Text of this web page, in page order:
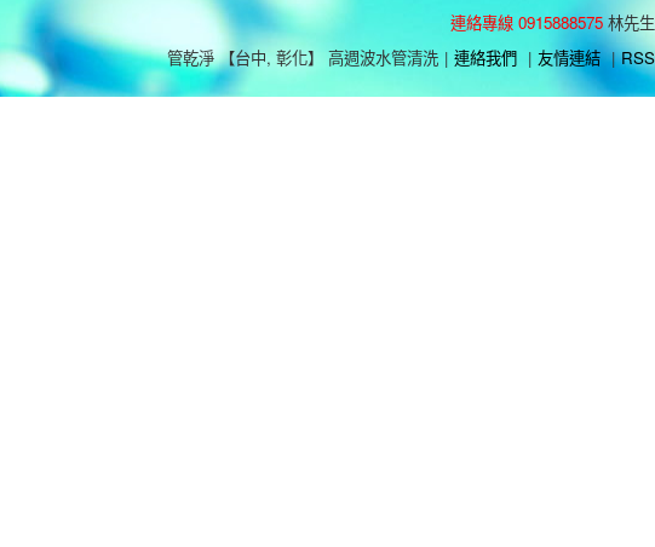
連絡專線 0915888575 林先生
管乾淨 【台中, 彰化】 高週波水管清洗 | 連絡我們 | 友情連結 | RSS